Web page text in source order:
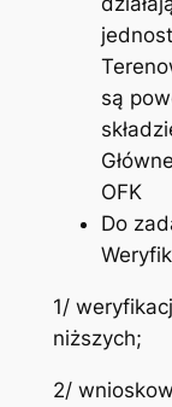
są
OFK
Do
1/
niższych;
2/